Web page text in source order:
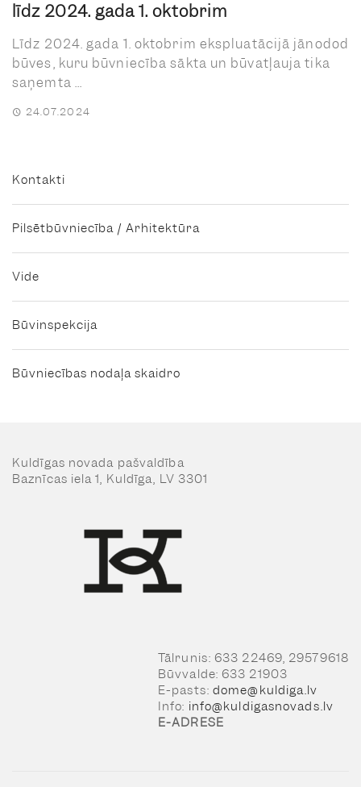
līdz 2024. gada 1. oktobrim
Līdz 2024. gada 1. oktobrim ekspluatācijā jānodod
būves, kuru būvniecība sākta un būvatļauja tika
saņemta ...
24.07.2024
Kontakti
Pilsētbūvniecība / Arhitektūra
Vide
Būvinspekcija
Būvniecības nodaļa skaidro
Kuldīgas novada pašvaldība
Baznīcas iela 1, Kuldīga, LV 3301
Tālrunis: 633 22469, 29579618
Būvvalde: 633 21903
E-pasts: dome@kuldiga.lv
Info: info@kuldigasnovads.lv
E-ADRESE